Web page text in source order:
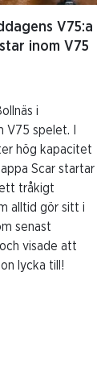
V75:a
inom V75
i
spelet. I
hög kapacitet
Scar startar
tråkigt
alltid gör sitt i
senast
visade att
lycka till!